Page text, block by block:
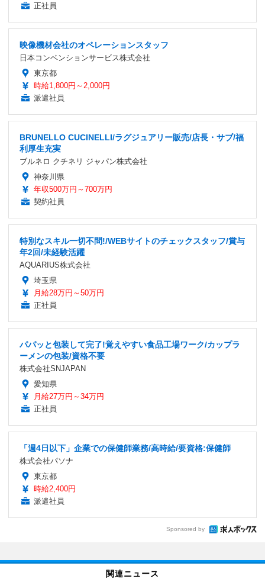
正社員
映像機材会社のオペレーションスタッフ
日本コンベンションサービス株式会社
東京都
時給1,800円～2,000円
派遣社員
BRUNELLO CUCINELLI/ラグジュアリー販売/店長・サブ/福
利厚生充実
ブルネロ クチネリ ジャパン株式会社
神奈川県
年収500万円～700万円
契約社員
特別なスキル一切不問!/WEBサイトのチェックスタッフ/賞与
年2回/未経験活躍
AQUARIUS株式会社
埼玉県
月給28万円～50万円
正社員
パパッと包装して完了!覚えやすい食品工場ワーク/カップラ
ーメンの包装/資格不要
株式会社SNJAPAN
愛知県
月給27万円～34万円
正社員
「週4日以下」企業での保健師業務/高時給/要資格:保健師
株式会社パソナ
東京都
時給2,400円
派遣社員
Sponsored by
関連ニュース